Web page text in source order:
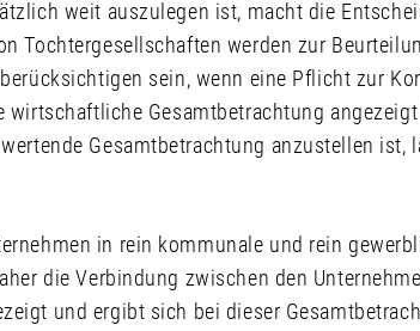
weit auszulegen ist, macht die
Tochtergesellschaften werden zur
sein, wenn eine Pflicht zur
wirtschaftliche Gesamtbetrachtung
Gesamtbetrachtung anzustellen ist,
in rein kommunale und rein
die Verbindung zwischen den
und ergibt sich bei dieser